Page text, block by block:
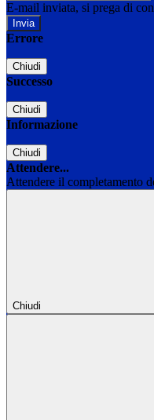
E-mail inviata, si prega di
Errore
Chiudi
Successo
Chiudi
Informazione
Chiudi
Attendere...
Attendere il completamento
Chiudi